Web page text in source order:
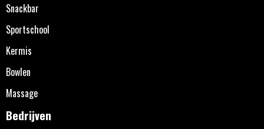
Snackbar
Sportschool
Kermis
Bowlen
Massage
Bedrijven